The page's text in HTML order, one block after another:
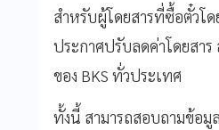
สำหรับผู้โดยสารที่ซื้อตั๋วโ
ประกาศปรับลดค่าโดยสา
ของ BKS ทั่วประเทศ
ทั้งนี้ สามารถสอบถามข้อมู